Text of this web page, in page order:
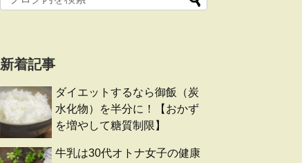
新着記事
ダイエットするなら御飯（炭
水化物）を半分に！【おかず
を増やして糖質制限】
牛乳は30代オトナ女子の健康